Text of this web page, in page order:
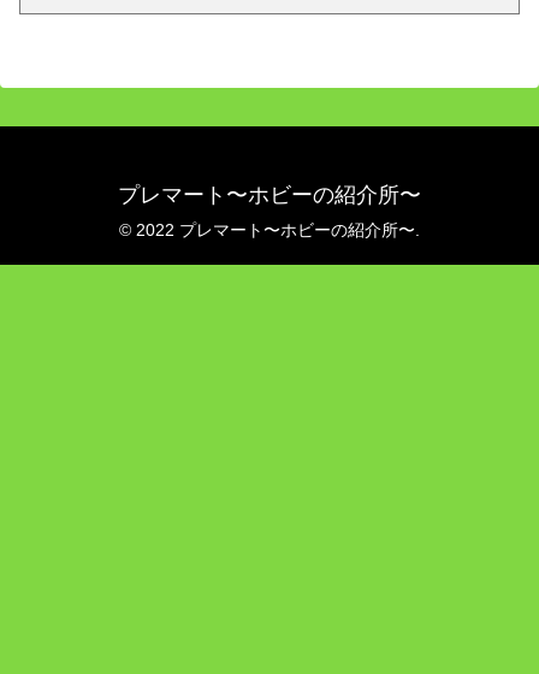
プレマート〜ホビーの紹介所〜
© 2022 プレマート〜ホビーの紹介所〜.